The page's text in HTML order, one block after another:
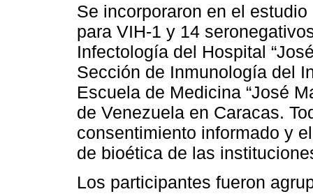
Se incorporaron en el
para VIH-1 y 14
Infectología del Hospital
Sección de Inmunología del
Escuela de Medicina “José
de Venezuela en Caracas.
consentimiento informado y
de bioética de las
Los participantes fueron